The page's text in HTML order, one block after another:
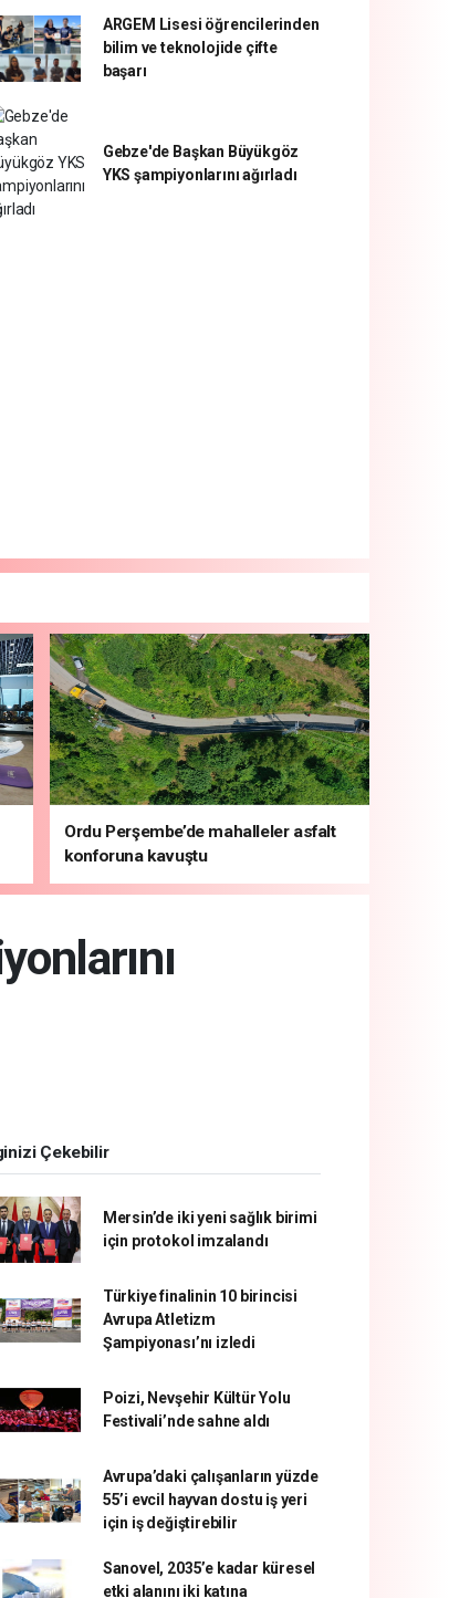
ARGEM Lisesi öğrencilerinden
bilim ve teknolojide çifte
başarı
Gebze'de Başkan Büyükgöz
YKS şampiyonlarını ağırladı
Ordu Perşembe’de mahalleler asfalt
konforuna kavuştu
Çekebilir
Mersin’de iki yeni sağlık birimi
için protokol imzalandı
Türkiye finalinin 10 birincisi
Avrupa Atletizm
Şampiyonası’nı izledi
Poizi, Nevşehir Kültür Yolu
Festivali’nde sahne aldı
Avrupa’daki çalışanların yüzde
55’i evcil hayvan dostu iş yeri
için iş değiştirebilir
Sanovel, 2035’e kadar küresel
etki alanını iki katına